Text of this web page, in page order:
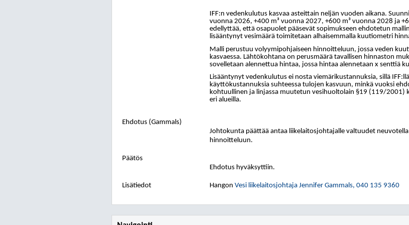
IFF:n vedenkulutus kasvaa asteittain neljän vuoden aikana.
vuonna 2026, +400 m³ vuonna 2027, +600 m³ vuonna 2028 ja
edellyttää, että osapuolet pääsevät sopimukseen ehdotetun
lisääntynyt vesimäärä toimitetaan alhaisemmalla kuutiometri
Malli perustuu volyymipohjaiseen hinnoitteluun, jossa veden
kasvaessa. Lähtökohtana on perusmäärä tavallisen hinnaston
sovelletaan alennettua hintaa, jossa hintaa alennetaan x senttiä
Lisääntynyt vedenkulutus ei nosta viemärikustannuksia, sillä
käyttökustannuksia suhteessa tulojen kasvuun, minkä vuoksi
kohtuullinen ja linjassa muutetun vesihuoltolain §19 (119/2001)
eri alueilla.
Ehdotus (Gammals)
Johtokunta päättää antaa liikelaitosjohtajalle valtuudet
hinnoitteluun.
Päätös
Ehdotus hyväksyttiin.
Lisätiedot Hangon Vesi liikelaitosjohtaja Jennifer Gammals, 040 135 9360